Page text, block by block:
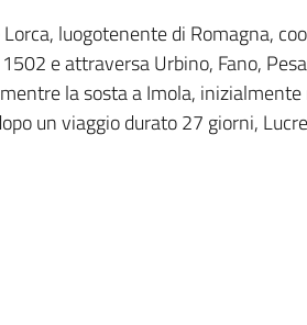
luogotenente di Romagna,
e attraversa Urbino, Fano,
la sosta a Imola,
un viaggio durato 27 giorni,